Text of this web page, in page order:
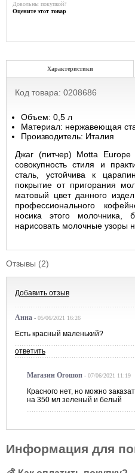
Довольны покупкой?
Оцените этот товар
Характеристики
Код товара: 0208686
Объем: 0,5 л
Материал: нержавеющая
Производитель: Италия
Джаг (питчер) Motta
совокупность стиля и
сталь, устойчива к
покрытие от пригорания
матовый цвет данного
профессионального
носика этого молочника,
нарисовать молочные узоры
Отзывы (2)
Добавить отзыв
Анна - 05/06/2021 16:26
Есть красный маленький?
ответить
Магазин Огошоп - 07/06/2021 11:19
Красного нет, но можно
на 350 мл зеленый и белый
Информация для